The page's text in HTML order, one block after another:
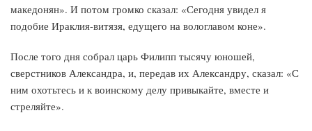
македонян». И потом громко сказал: «Сегодня увидел я
подобие Ираклия-витязя, едущего на вологлавом коне».
После того дня собрал царь Филипп тысячу юношей,
сверстников Александра, и, передав их Александру, сказал: «С
ним охотьтесь и к воинскому делу привыкайте, вместе и
стреляйте».